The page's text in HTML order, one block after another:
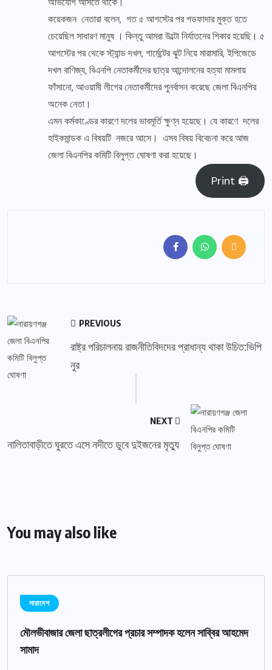
কয়েকজন নেতারা বলেন, গত ৫ আগস্টের পর গডফাদার মুক্ত হতে
চেয়েছিল সাধারণ মানুষ । কিন্তু আমরা উল্টো নির্যাতনের শিকার হয়েছি। ৫
আগস্টের পর থেকে স্ট্যান্ড দখল, গার্মেন্টের ঝুট নিয়ে মারামারি, ইপিজেডে
দখল বাণিজ্য, বিএনপি নেতাকর্মীদের ছাত্র আন্দোলনের হত্যা মামলায়
ফাঁসানো, আওয়ামী লীগের নেতাকর্মীদের পুনর্বাসন করেছে জেলা বিএনপির
অনেক নেতা।
এমন কর্মকাণ্ডের কারণে দলের ভাবমূর্তি ক্ষুণ্ন হয়েছে। যে কারণে দলের
হাইকমান্ডক এ বিষয়টি নজরে আসে। এসব বিষয় বিবেচনা করে আজ
জেলা বিএনপির কমিটি বিলুপ্ত ঘোষণা করা হয়েছে।
Print 🖨
PREVIOUS
রাষ্ট্র পরিচালনায় রাজনীতিবিদদের প্রাধান্য থাকা উচিত:ভিপি
নুর
NEXT
নালিতাবাড়ীতে ঘুরতে এসে নদীতে ডুবে দুইজনের মৃত্যু
You may also like
সারাদেশ
মৌলভীবাজার জেলা ছাত্রলীগের প্রচার সম্পাদক হলেন সাব্বির আহমেদ
সামাদ